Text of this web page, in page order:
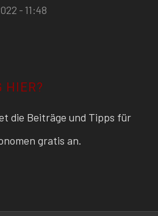
- 11:48
HIER?
die Beiträge und Tipps für
gratis an.